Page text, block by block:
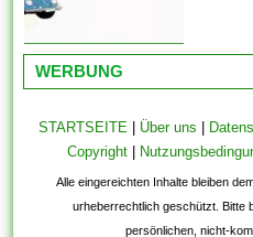
WERBUNG
STARTSEITE Über uns
Copyright
Alle eingereichten Inhalte bleiben
urheberrechtlich geschützt. Bitte
persönlichen, nicht-